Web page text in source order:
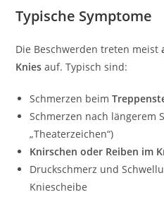
Typische Symptome
Die Beschwerden treten meist
Knies auf. Typisch sind:
Schmerzen beim
Schmerzen nach längerem
„Theaterzeichen“)
Knirschen oder Reiben im
Druckschmerz und
Kniescheibe